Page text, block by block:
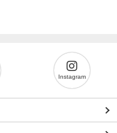
Instagram